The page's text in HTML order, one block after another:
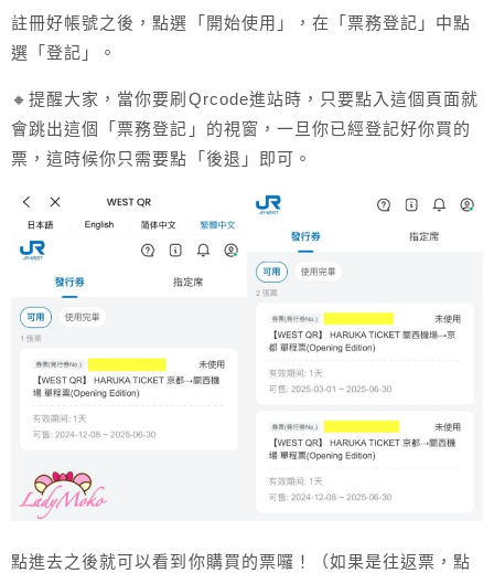
註冊好帳號之後，點選「開始使用」，在「票務登記」中點
選「登記」。
🔸提醒大家，當你要刷Qrcode進站時，只要點入這個頁面就
會跳出這個「票務登記」的視窗，一旦你已經登記好你買的
票，這時候你只需要點「後退」即可。
點進去之後就可以看到你購買的票囉！（如果是往返票，點